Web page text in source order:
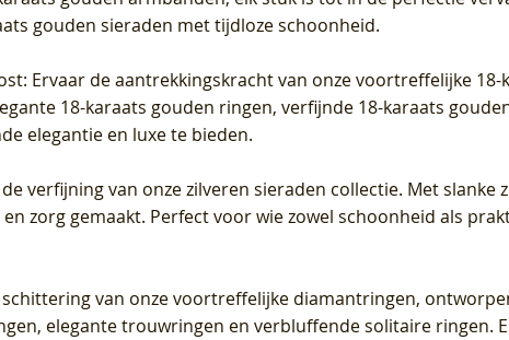
gouden sieraden met tijdloze schoonheid.
: Ervaar de aantrekkingskracht van onze voortreffelijke
18-karaats gouden ringen, verfijnde 18-karaats
elegantie en luxe te bieden.
verfijning van onze zilveren sieraden collectie. Met
zorg gemaakt. Perfect voor wie zowel schoonheid als
schittering van onze voortreffelijke diamantringen,
elegante trouwringen en verbluffende solitaire ringen.